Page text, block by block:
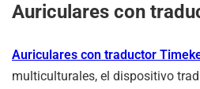
Auriculares con
Auriculares con traductor
multiculturales, el dispositivo